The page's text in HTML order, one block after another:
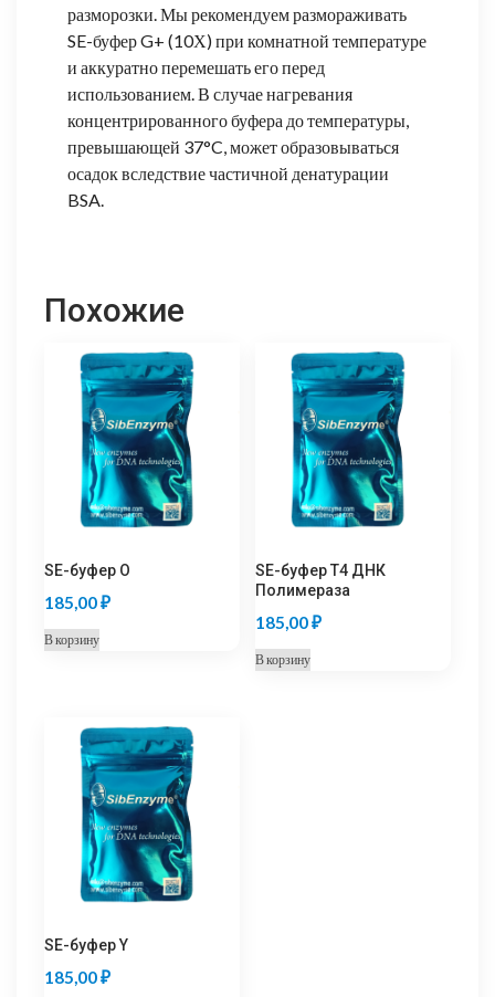
разморозки. Мы рекомендуем размораживать
SE-буфер G+ (10Х) при комнатной температуре
и аккуратно перемешать его перед
использованием. В случае нагревания
концентрированного буфера до температуры,
превышающей 37°C, может образовываться
осадок вследствие частичной денатурации
BSA.
Похожие
SE-буфер O
185,00₽
В корзину
SE-буфер T4 ДНК
Полимераза
185,00₽
В корзину
SE-буфер Y
185,00₽